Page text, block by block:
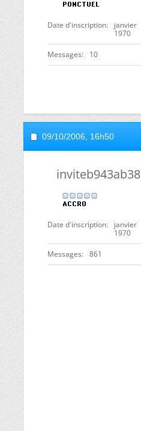
Date d'inscription
janvier
1970
Messages 10
09/10/2006, 16h50
inviteb943ab38
Date d'inscription
janvier
1970
Messages 861